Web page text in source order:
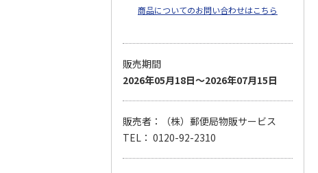
商品についてのお問い合わせはこちら
販売期間
2026年05月18日～2026年07月15日
販売者：（株）郵便局物販サービス
TEL： 0120-92-2310